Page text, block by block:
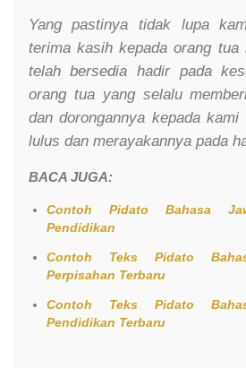
Yang pastinya tidak lupa
terima kasih kepada orang
telah bersedia hadir pada
orang tua yang selalu
dan dorongannya kepada
lulus dan merayakannya pada
BACA JUGA:
Contoh Pidato Bahasa
Pendidikan
Contoh Teks Pidato
Perpisahan Terbaru
Contoh Teks Pidato
Pendidikan Terbaru